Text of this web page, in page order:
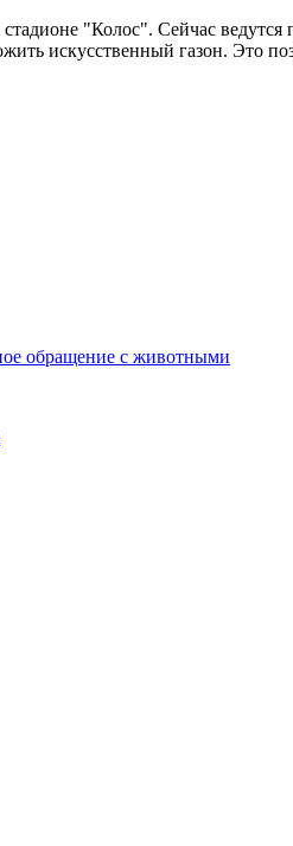
"Колос". Сейчас
искусственный газон. Это
обращение с животными